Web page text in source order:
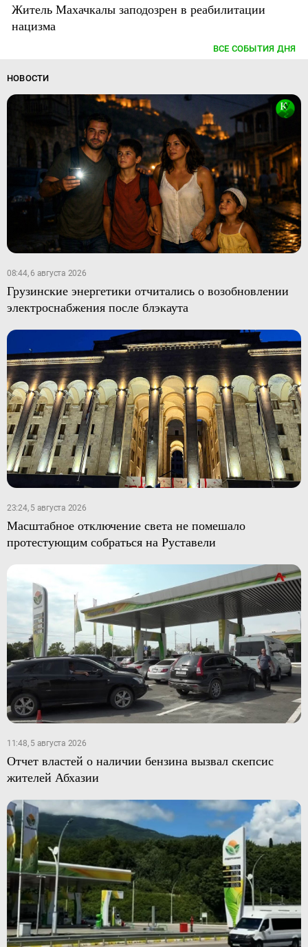
Житель Махачкалы заподозрен в реабилитации
нацизма
ВСЕ СОБЫТИЯ ДНЯ
НОВОСТИ
08:44, 6 августа 2026
Грузинские энергетики отчитались о возобновлении
электроснабжения после блэкаута
23:24, 5 августа 2026
Масштабное отключение света не помешало
протестующим собраться на Руставели
11:48, 5 августа 2026
Отчет властей о наличии бензина вызвал скепсис
жителей Абхазии